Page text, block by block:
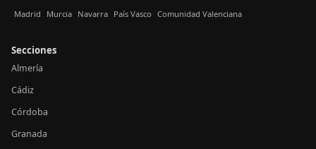
Madrid Murcia Navarra País Vasco Comunidad Valenciana
Secciones
Almería
Cádiz
Córdoba
Granada